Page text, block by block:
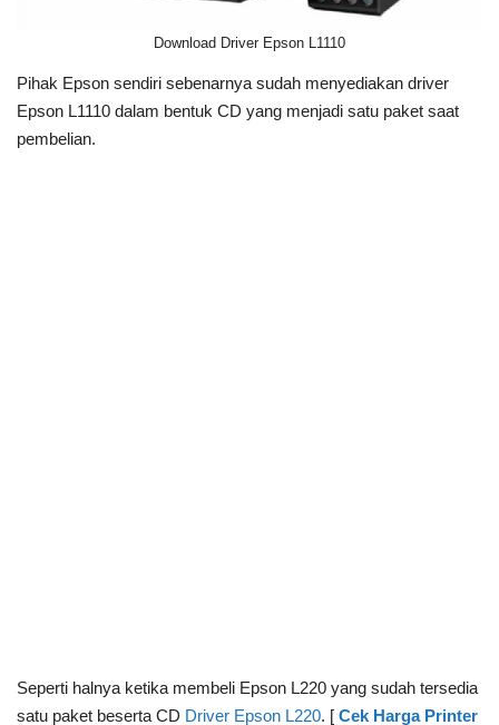
Download Driver Epson L1110
Pihak Epson sendiri sebenarnya sudah menyediakan driver
Epson L1110 dalam bentuk CD yang menjadi satu paket saat
pembelian.
Seperti halnya ketika membeli Epson L220 yang sudah tersedia
satu paket beserta CD Driver Epson L220. [ Cek Harga Printer